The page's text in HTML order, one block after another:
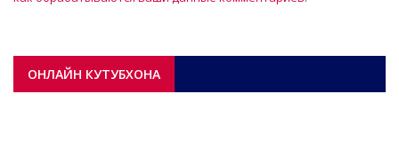
ОНЛАЙН КУТУБХОНА